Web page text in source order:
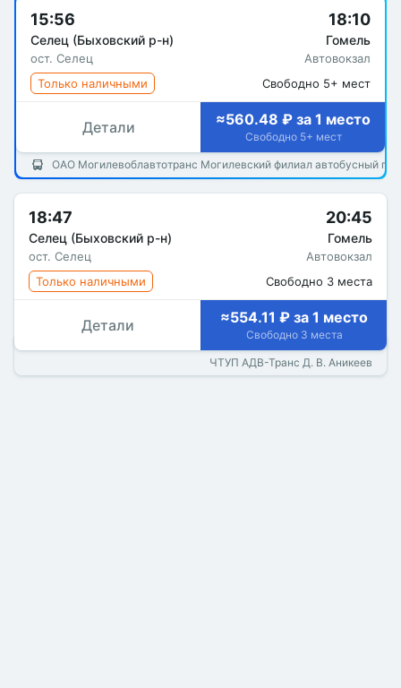
15:56
Селец (Быховский р-н)
ост. Селец
18:10
Гомель
Автовокзал
Только наличными
Свободно 5+ мест
Детали ≈560.48 ₽ за 1 место
Свободно 5+ мест
ОАО Могилевоблавтотранс Могилевский филиал автобусный
18:47
Селец (Быховский р-н)
ост. Селец
20:45
Гомель
Автовокзал
Только наличными
Свободно 3 места
Детали ≈554.11 ₽ за 1 место
Свободно 3 места
ЧТУП АДВ-Транс Д. В. Аникеев